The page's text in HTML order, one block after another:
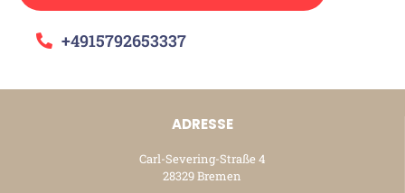
+4915792653337
ADRESSE
Carl-Severing-Straße 4
28329 Bremen